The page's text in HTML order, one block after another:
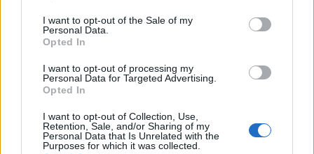
I want to opt-out of the Sale of my
Personal Data.
Opted In
I want to opt-out of processing my
Personal Data for Targeted Advertising.
Opted In
I want to opt-out of Collection, Use,
Retention, Sale, and/or Sharing of my
Personal Data that Is Unrelated with the
Purposes for which it was collected.
Καιρός: “Πορτοκαλί” συναγερμός στην Κρήτη - Ζέστη
στην Κρήτη - Ζέστη και πολύ
υψηλός κίνδυνος πυρκαγιάς!
Μεταναστευτικό: Σύλληψη 18χρονου διακινητή για
ΚΡΗΤΗ 21:31
Μεταναστευτικό: Σύλληψη
Μεταναστευτικό: Σύλληψη